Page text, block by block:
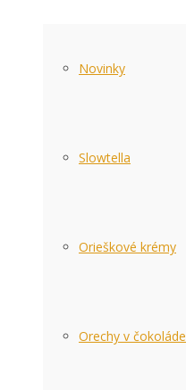
Novinky
Slowtella
Orieškové krémy
Orechy v čokoláde